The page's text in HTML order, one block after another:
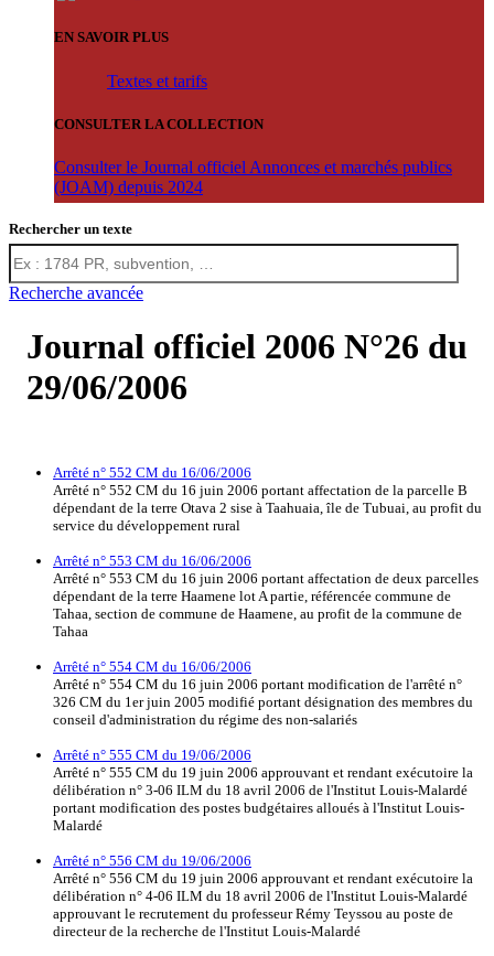
EN SAVOIR PLUS
Textes et tarifs
CONSULTER LA COLLECTION
Consulter le Journal officiel Annonces et marchés publics
(JOAM) depuis 2024
Rechercher un texte
Recherche avancée
Journal officiel 2006 N°26 du
29/06/2006
Arrêté n° 552 CM du 16/06/2006
Arrêté n° 552 CM du 16 juin 2006 portant affectation de la parcelle B
dépendant de la terre Otava 2 sise à Taahuaia, île de Tubuai, au profit du
service du développement rural
Arrêté n° 553 CM du 16/06/2006
Arrêté n° 553 CM du 16 juin 2006 portant affectation de deux parcelles
dépendant de la terre Haamene lot A partie, référencée commune de
Tahaa, section de commune de Haamene, au profit de la commune de
Tahaa
Arrêté n° 554 CM du 16/06/2006
Arrêté n° 554 CM du 16 juin 2006 portant modification de l'arrêté n°
326 CM du 1er juin 2005 modifié portant désignation des membres du
conseil d'administration du régime des non-salariés
Arrêté n° 555 CM du 19/06/2006
Arrêté n° 555 CM du 19 juin 2006 approuvant et rendant exécutoire la
délibération n° 3-06 ILM du 18 avril 2006 de l'Institut Louis-Malardé
portant modification des postes budgétaires alloués à l'Institut Louis-
Malardé
Arrêté n° 556 CM du 19/06/2006
Arrêté n° 556 CM du 19 juin 2006 approuvant et rendant exécutoire la
délibération n° 4-06 ILM du 18 avril 2006 de l'Institut Louis-Malardé
approuvant le recrutement du professeur Rémy Teyssou au poste de
directeur de la recherche de l'Institut Louis-Malardé